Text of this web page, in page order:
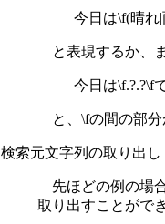
今日は\f(晴れ
と表現するか、
今日は\f.?.?\f
と、\fの間の部分
検索元文字列の取り出し
先ほどの例の場
取り出すことがで